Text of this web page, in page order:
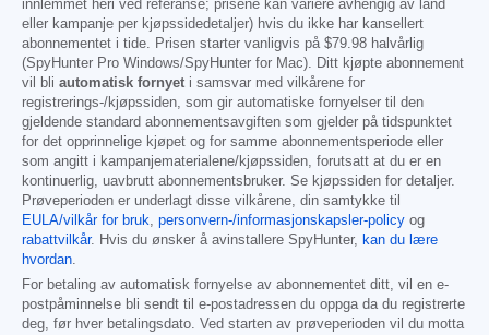
innlemmet heri ved referanse; prisene kan variere avhengig av land
eller kampanje per kjøpssidedetaljer) hvis du ikke har kansellert
abonnementet i tide. Prisen starter vanligvis på $79.98 halvårlig
(SpyHunter Pro Windows/SpyHunter for Mac). Ditt kjøpte abonnement
vil bli automatisk fornyet i samsvar med vilkårene for
registrerings-/kjøpssiden, som gir automatiske fornyelser til den
gjeldende standard abonnementsavgiften som gjelder på tidspunktet
for det opprinnelige kjøpet og for samme abonnementsperiode eller
som angitt i kampanjematerialene/kjøpssiden, forutsatt at du er en
kontinuerlig, uavbrutt abonnementsbruker. Se kjøpssiden for detaljer.
Prøveperioden er underlagt disse vilkårene, din samtykke til
EULA/vilkår for bruk, personvern-/informasjonskapsler-policy og
rabattvilkår. Hvis du ønsker å avinstallere SpyHunter, kan du lære
hvordan.
For betaling av automatisk fornyelse av abonnementet ditt, vil en e-
postpåminnelse bli sendt til e-postadressen du oppga da du registrerte
deg, før hver betalingsdato. Ved starten av prøveperioden vil du motta